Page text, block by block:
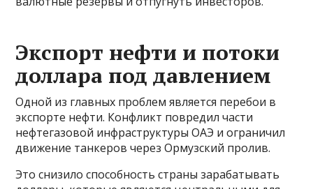
Экспорт нефти и потоки
доллара под давлением
Одной из главных проблем является перебои в
экспорте нефти. Конфликт повредил части
нефтегазовой инфраструктуры ОАЭ и ограничил
движение танкеров через Ормузский пролив.
Это снизило способность страны зарабатывать